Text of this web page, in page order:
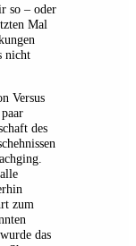
so – oder
Mal
nicht
Versus
des
zum
das